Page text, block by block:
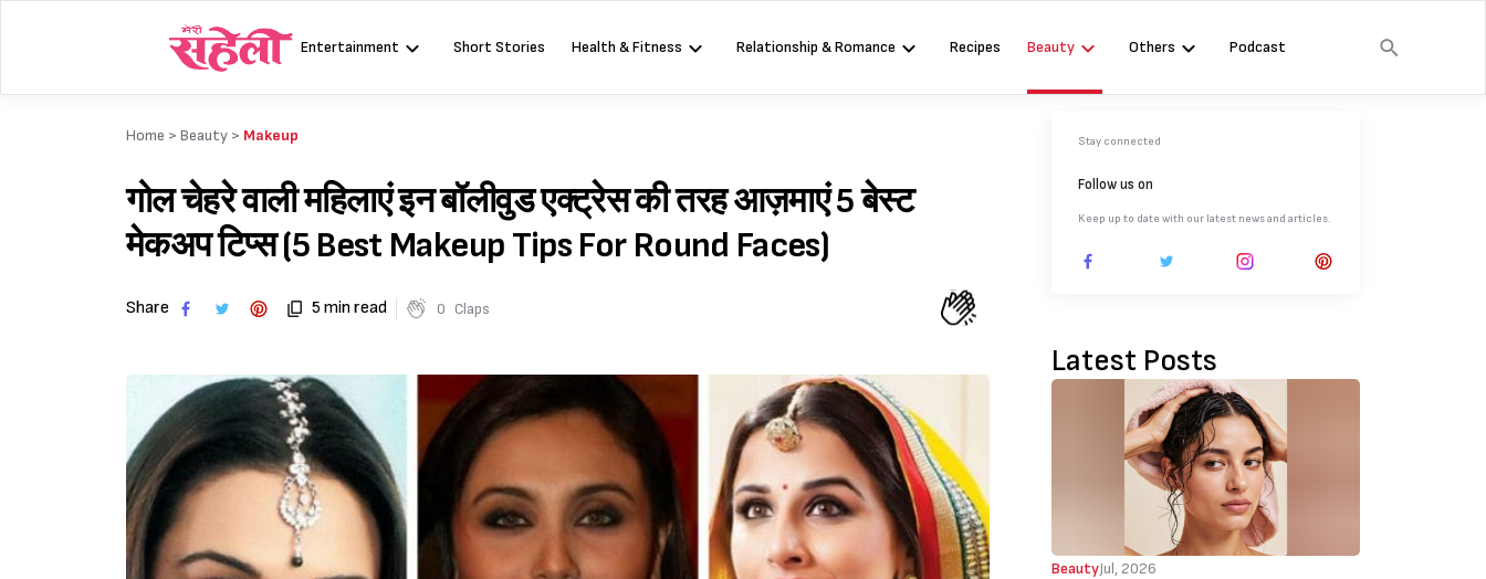
Entertainment Short Stories Health & Fitness Relationship & Romance Recipes Beauty Others Podcast
Home > Beauty > Makeup
गोल चेहरे वाली महिलाएं इन बॉलीवुड एक्ट्रेस की तरह आज़माएं 5 बेस्ट
मेकअप टिप्स (5 Best Makeup Tips For Round Faces)
Share 5 min read 0 Claps
Stay connected
Follow us on
Keep up to date with our latest news and articles.
Latest Posts
BeautyJul, 2026